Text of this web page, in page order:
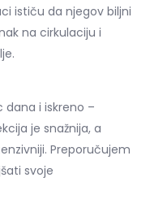
ističu da njegov biljni
na cirkulaciju i
dana i iskreno –
je snažnija, a
Preporučujem
svoje